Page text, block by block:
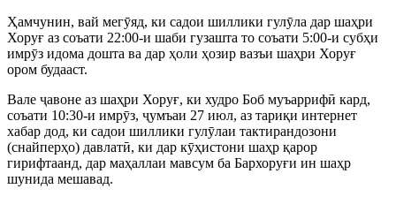
Ҳамчунин, вай мегӯяд, ки садои шиллики гулӯла дар шаҳри
Хоруғ аз соъати 22:00-и шаби гузашта то соъати 5:00-и субҳи
имрӯз идома дошта ва дар ҳоли ҳозир вазъи шаҳри Хоруғ
ором будааст.
Вале ҷавоне аз шаҳри Хоруғ, ки худро Боб муъаррифӣ кард,
соъати 10:30-и имрӯз, ҷумъаи 27 июл, аз тариқи интернет
хабар дод, ки садои шиллики гулӯлаи тактирандозони
(снайперҳо) давлатӣ, ки дар кӯҳистони шаҳр қарор
гирифтаанд, дар маҳаллаи мавсум ба Бархоруғи ин шаҳр
шунида мешавад.